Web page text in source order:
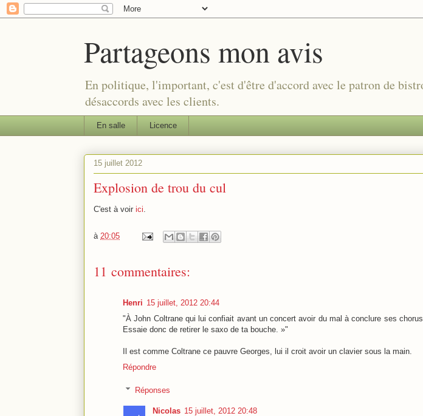
Partageons mon avis
En politique, l'important, c'est d'être d'accord avec le patron de
désaccords avec les clients.
En salle Licence
15 juillet 2012
Explosion de trou du cul
C'est à voir ici
à 20:05
11 commentaires:
Henri 15 juillet, 2012 20:44
"À John Coltrane qui lui confiait avant un concert avoir du mal à conclure ses
Essaie donc de retirer le saxo de ta bouche. »"
Il est comme Coltrane ce pauvre Georges, lui il croit avoir un clavier sous la main.
Répondre
Réponses
Nicolas 15 juillet, 2012 20:48